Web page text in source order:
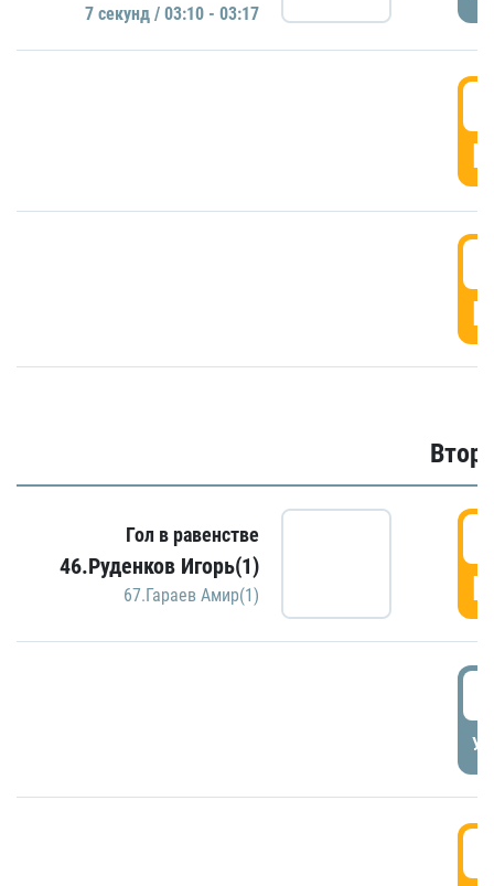
7 секунд / 03:10 - 03:17
Гол в равенстве
46.Руденков Игорь(1)
67.Гараев Амир(1)